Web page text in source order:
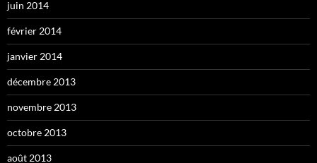
juin 2014
février 2014
janvier 2014
décembre 2013
novembre 2013
octobre 2013
août 2013